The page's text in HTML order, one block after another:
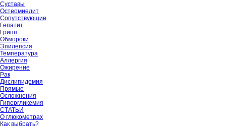
Суставы
Остеомиелит
Сопутствующие
Гепатит
Грипп
Обмороки
Эпилепсия
Температура
Аллергия
Ожирение
Рак
Дислипидемия
Прямые
Осложнения
Гипергликемия
СТАТЬИ
О глюкометрах
Как выбрать?